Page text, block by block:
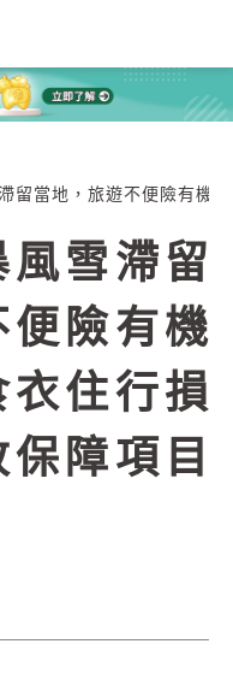
留當地，旅遊不便險有機
風雪滯留
便險有機
住行損
障項目